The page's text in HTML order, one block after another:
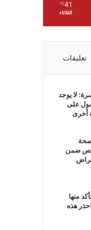
41
℃
الثلاثاء
تعليقات
لا يوجد
على
أخرى
فحص ضمن
منها
هذه